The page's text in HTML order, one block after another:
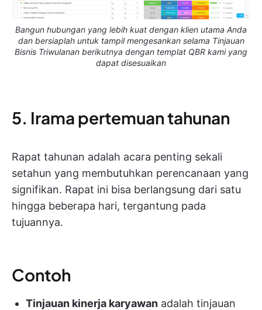
Bangun hubungan yang lebih kuat dengan klien utama Anda
dan bersiaplah untuk tampil mengesankan selama Tinjauan
Bisnis Triwulanan berikutnya dengan templat QBR kami yang
dapat disesuaikan
5. Irama pertemuan tahunan
Rapat tahunan adalah acara penting sekali
setahun yang membutuhkan perencanaan yang
signifikan. Rapat ini bisa berlangsung dari satu
hingga beberapa hari, tergantung pada
tujuannya.
Contoh
Tinjauan kinerja karyawan adalah tinjauan